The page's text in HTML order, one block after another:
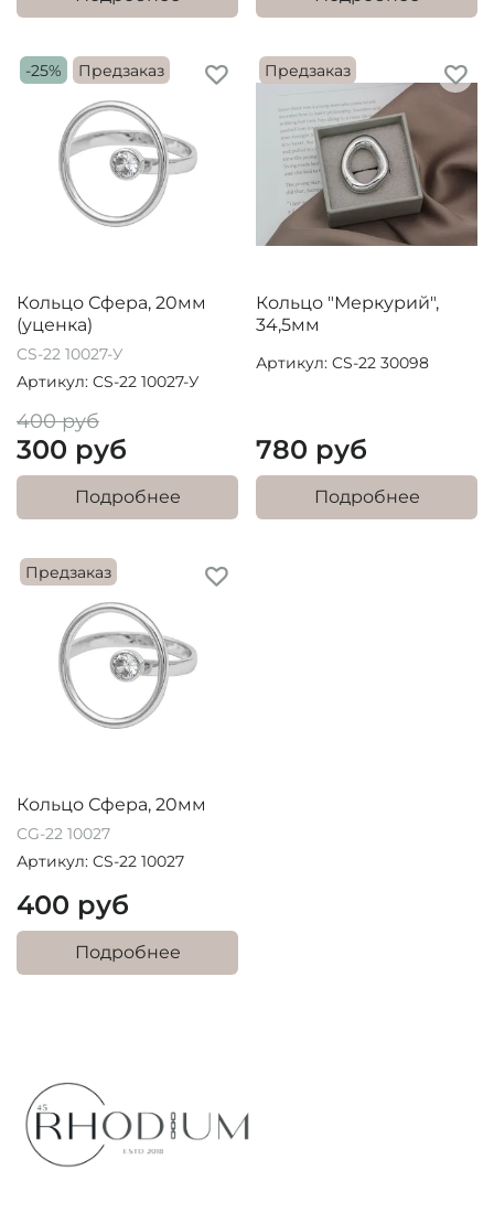
-25% Предзаказ
Кольцо Сфера, 20мм
(уценка)
CS-22 10027-У
Артикул: CS-22 10027-У
400 руб
300 руб
Подробнее
Предзаказ
Кольцо "Меркурий",
34,5мм
Артикул: CS-22 30098
780 руб
Подробнее
Предзаказ
Кольцо Сфера, 20мм
CG-22 10027
Артикул: CS-22 10027
400 руб
Подробнее